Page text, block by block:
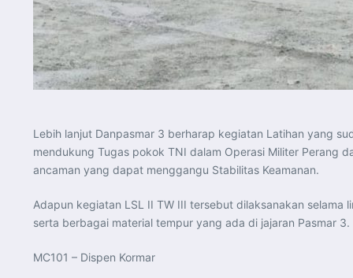
Lebih lanjut Danpasmar 3 berharap kegiatan Latihan yang
mendukung Tugas pokok TNI dalam Operasi Militer Perang
ancaman yang dapat menggangu Stabilitas Keamanan.
Adapun kegiatan LSL II TW III tersebut dilaksanakan
serta berbagai material tempur yang ada di jajaran Pasmar 3.
MC101 – Dispen Kormar